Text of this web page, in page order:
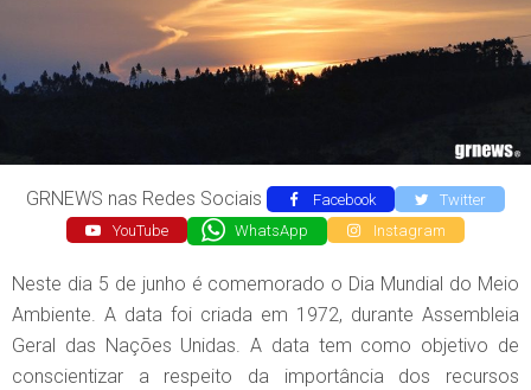
GRNEWS nas Redes Sociais Facebook
Twitter
YouTube
WhatsApp Instagram
Neste dia 5 de junho é comemorado o Dia Mundial do Meio
Ambiente. A data foi criada em 1972, durante Assembleia
Geral das Nações Unidas. A data tem como objetivo de
conscientizar a respeito da importância dos recursos